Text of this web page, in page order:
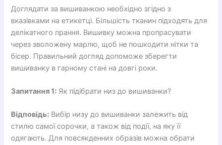
Доглядати за вишиванкою необхідно згідно з
вказівками на етикетці. Більшість тканин підходять для
делікатного прання. Вишивку можна пропрасувати
через зволожену марлю, щоб не пошкодити нітки та
бісер. Правильний догляд допоможе зберегти
вишиванку в гарному стані на довгі роки.
Запитання 1: Як підібрати низ до вишиванки?
Відповідь: Вибір низу до вишиванки залежить від
стилю самої сорочки, а також від події, на яку її
одягають. Для повсякденних образів можна обрати